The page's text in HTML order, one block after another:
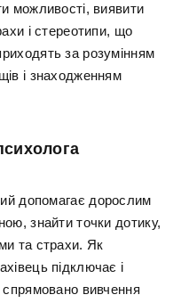
можливості, виявити
і стереотипи, що
за розумінням
і знаходженням
допомагає дорослим
знайти точки дотику,
та страхи. Як
підключає і
спрямовано вивчення